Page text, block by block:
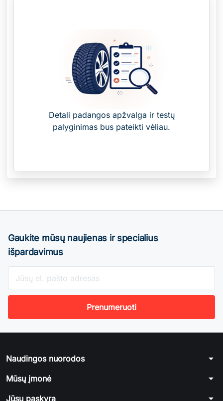
Detali padangos apžvalga ir testų
palyginimas bus pateikti vėliau.
Gaukite mūsų naujienas ir specialius
išpardavimus
Naudingos nuorodos arrow_drop_down
Mūsų įmonė arrow_drop_down
Jūsų paskyra arrow_drop_down